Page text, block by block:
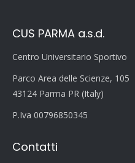
CUS PARMA a.s.d.
Centro Universitario Sportivo
Parco Area delle Scienze, 105
43124 Parma PR (Italy)
P.Iva 00796850345
Contatti